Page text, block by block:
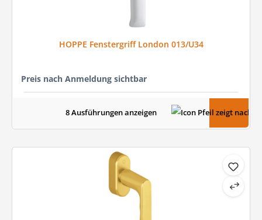
HOPPE Fenstergriff London 013/U34
Preis nach Anmeldung sichtbar
8 Ausführungen anzeigen